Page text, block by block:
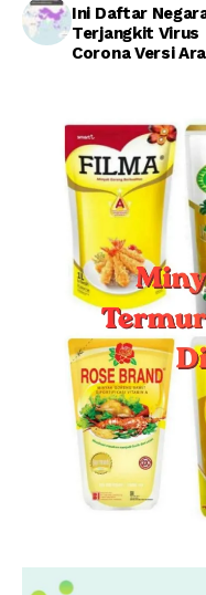
Ini Daftar
Terjangkit Virus
Corona Versi